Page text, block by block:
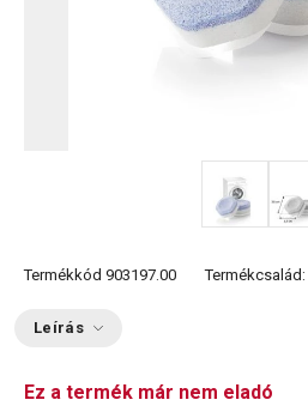
Termékkód 903197.00 Termékcsalád:
Leírás
Ez a termék már nem eladó